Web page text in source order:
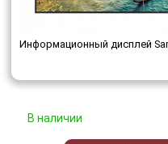
Информационный дисплей
В наличии